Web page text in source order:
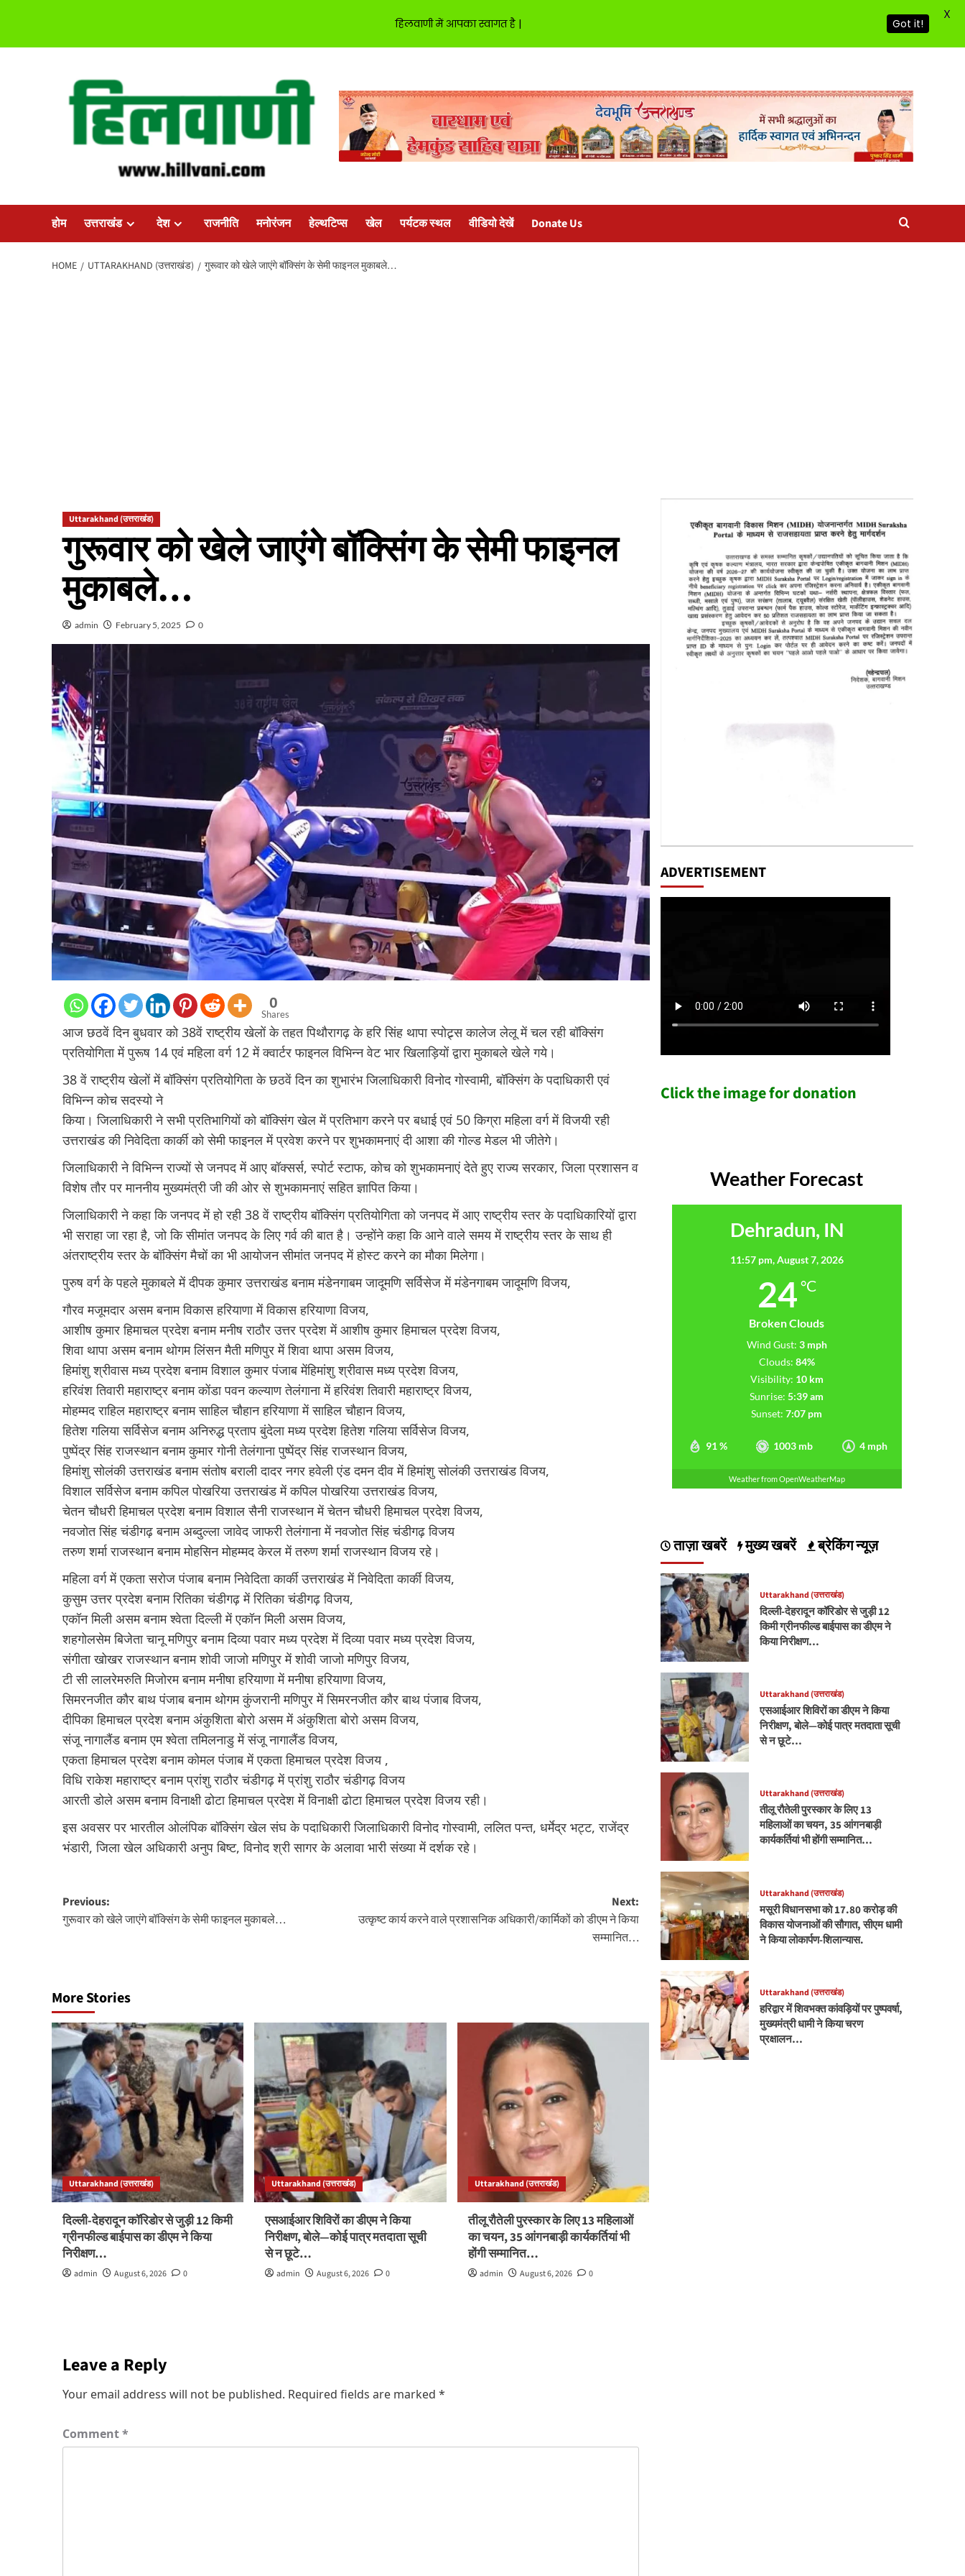
होम उत्तराखंड देश राजनीति मनोरंजन हेल्थटिप्स खेल पर्यटक स्थल वीडियो देखें Donate Us
HOME UTTARAKHAND (उत्तराखंड) गुरूवार को खेले जाएंगे बॉक्सिंग के सेमी फाइनल मुकाबले…
Uttarakhand (उत्तराखंड)
गुरूवार को खेले जाएंगे बॉक्सिंग के सेमी फाइनल
मुकाबले…
admin February 5, 2025 0
0
Shares
आज छठवें दिन बुधवार को 38वें राष्ट्रीय खेलों के तहत पिथौरागढ़ के हरि सिंह थापा स्पोट्र्स कालेज लेलू में चल रही बॉक्सिंग
प्रतियोगिता में पुरूष 14 एवं महिला वर्ग 12 में क्वार्टर फाइनल विभिन्न वेट भार खिलाड़ियों द्वारा मुकाबले खेले गये।
38 वें राष्ट्रीय खेलों में बॉक्सिंग प्रतियोगिता के छठवें दिन का शुभारंभ जिलाधिकारी विनोद गोस्वामी, बॉक्सिंग के पदाधिकारी एवं
विभिन्न कोच सदस्यो ने
किया। जिलाधिकारी ने सभी प्रतिभागियों को बॉक्सिंग खेल में प्रतिभाग करने पर बधाई एवं 50 किग्रा महिला वर्ग में विजयी रही
उत्तराखंड की निवेदिता कार्की को सेमी फाइनल में प्रवेश करने पर शुभकामनाएं दी आशा की गोल्ड मेडल भी जीतेगे।
जिलाधिकारी ने विभिन्न राज्यों से जनपद में आए बॉक्सर्स, स्पोर्ट स्टाफ, कोच को शुभकामनाएं देते हुए राज्य सरकार, जिला प्रशासन व
विशेष तौर पर माननीय मुख्यमंत्री जी की ओर से शुभकामनाएं सहित ज्ञापित किया।
जिलाधिकारी ने कहा कि जनपद में हो रही 38 वें राष्ट्रीय बॉक्सिंग प्रतियोगिता को जनपद में आए राष्ट्रीय स्तर के पदाधिकारियों द्वारा
भी सराहा जा रहा है, जो कि सीमांत जनपद के लिए गर्व की बात है। उन्होंने कहा कि आने वाले समय में राष्ट्रीय स्तर के साथ ही
अंतराष्ट्रीय स्तर के बॉक्सिंग मैचों का भी आयोजन सीमांत जनपद में होस्ट करने का मौका मिलेगा।
पुरुष वर्ग के पहले मुकाबले में दीपक कुमार उत्तराखंड बनाम मंडेनगाबम जादूमणि सर्विसेज में मंडेनगाबम जादूमणि विजय,
गौरव मजूमदार असम बनाम विकास हरियाणा में विकास हरियाणा विजय,
आशीष कुमार हिमाचल प्रदेश बनाम मनीष राठौर उत्तर प्रदेश में आशीष कुमार हिमाचल प्रदेश विजय,
शिवा थापा असम बनाम थोगम लिंसन मैती मणिपुर में शिवा थापा असम विजय,
हिमांशु श्रीवास मध्य प्रदेश बनाम विशाल कुमार पंजाब मेंहिमांशु श्रीवास मध्य प्रदेश विजय,
हरिवंश तिवारी महाराष्ट्र बनाम कोंडा पवन कल्याण तेलंगाना में हरिवंश तिवारी महाराष्ट्र विजय,
मोहम्मद राहिल महाराष्ट्र बनाम साहिल चौहान हरियाणा में साहिल चौहान विजय,
हितेश गलिया सर्विसेज बनाम अनिरुद्ध प्रताप बुंदेला मध्य प्रदेश हितेश गलिया सर्विसेज विजय,
पुष्पेंद्र सिंह राजस्थान बनाम कुमार गोनी तेलंगाना पुष्पेंद्र सिंह राजस्थान विजय,
हिमांशु सोलंकी उत्तराखंड बनाम संतोष बराली दादर नगर हवेली एंड दमन दीव में हिमांशु सोलंकी उत्तराखंड विजय,
विशाल सर्विसेज बनाम कपिल पोखरिया उत्तराखंड में कपिल पोखरिया उत्तराखंड विजय,
चेतन चौधरी हिमाचल प्रदेश बनाम विशाल सैनी राजस्थान में चेतन चौधरी हिमाचल प्रदेश विजय,
नवजोत सिंह चंडीगढ़ बनाम अब्दुल्ला जावेद जाफरी तेलंगाना में नवजोत सिंह चंडीगढ़ विजय
तरुण शर्मा राजस्थान बनाम मोहसिन मोहम्मद केरल में तरुण शर्मा राजस्थान विजय रहे।
महिला वर्ग में एकता सरोज पंजाब बनाम निवेदिता कार्की उत्तराखंड में निवेदिता कार्की विजय,
कुसुम उत्तर प्रदेश बनाम रितिका चंडीगढ़ में रितिका चंडीगढ़ विजय,
एकॉन मिली असम बनाम श्वेता दिल्ली में एकॉन मिली असम विजय,
शहगोलसेम बिजेता चानू मणिपुर बनाम दिव्या पवार मध्य प्रदेश में दिव्या पवार मध्य प्रदेश विजय,
संगीता खोखर राजस्थान बनाम शोवी जाजो मणिपुर में शोवी जाजो मणिपुर विजय,
टी सी लालरेमरुति मिजोरम बनाम मनीषा हरियाणा में मनीषा हरियाणा विजय,
सिमरनजीत कौर बाथ पंजाब बनाम थोगम कुंजरानी मणिपुर में सिमरनजीत कौर बाथ पंजाब विजय,
दीपिका हिमाचल प्रदेश बनाम अंकुशिता बोरो असम में अंकुशिता बोरो असम विजय,
संजू नागालैंड बनाम एम श्वेता तमिलनाडु में संजू नागालैंड विजय,
एकता हिमाचल प्रदेश बनाम कोमल पंजाब में एकता हिमाचल प्रदेश विजय ,
विधि राकेश महाराष्ट्र बनाम प्रांशु राठौर चंडीगढ़ में प्रांशु राठौर चंडीगढ़ विजय
आरती डोले असम बनाम विनाक्षी ढोटा हिमाचल प्रदेश में विनाक्षी ढोटा हिमाचल प्रदेश विजय रही।
इस अवसर पर भारतील ओलंपिक बॉक्सिंग खेल संघ के पदाधिकारी जिलाधिकारी विनोद गोस्वामी, ललित पन्त, धर्मेद्र भट्ट, राजेंद्र
भंडारी, जिला खेल अधिकारी अनुप बिष्ट, विनोद श्री सागर के अलावा भारी संख्या में दर्शक रहे।
Post
navigation
Previous:
गुरूवार को खेले जाएंगे बॉक्सिंग के सेमी फाइनल मुकाबले…
Next:
उत्कृष्ट कार्य करने वाले प्रशासनिक अधिकारी/कार्मिकों को डीएम ने किया
सम्मानित…
More Stories
Uttarakhand (उत्तराखंड)
दिल्ली-देहरादून कॉरिडोर से जुड़ी 12 किमी
ग्रीनफील्ड बाईपास का डीएम ने किया
निरीक्षण…
admin August 6, 2026 0
Uttarakhand (उत्तराखंड)
एसआईआर शिविरों का डीएम ने किया
निरीक्षण, बोले—कोई पात्र मतदाता सूची
से न छूटे…
admin August 6, 2026 0
Uttarakhand (उत्तराखंड)
तीलू रौतेली पुरस्कार के लिए 13 महिलाओं
का चयन, 35 आंगनबाड़ी कार्यकर्तियां भी
होंगी सम्मानित…
admin August 6, 2026 0
Leave a Reply
Your email address will not be published. Required fields are marked *
Comment*
ADVERTISEMENT
Click the image for donation
Weather Forecast
Dehradun, IN
11:57 pm,August 7, 2026
24 °C
Broken Clouds
91 % 1003 mb 4 mph
Wind Gust: 3 mph
Clouds: 84%
Visibility: 10 km
Sunrise: 5:39 am
Sunset: 7:07 pm
Weather from OpenWeatherMap
ताज़ा खबरें मुख्य खबरें ब्रेकिंग न्यूज़
Uttarakhand (उत्तराखंड)
दिल्ली-देहरादून कॉरिडोर से जुड़ी 12
किमी ग्रीनफील्ड बाईपास का डीएम ने
किया निरीक्षण…
Uttarakhand (उत्तराखंड)
एसआईआर शिविरों का डीएम ने किया
निरीक्षण, बोले—कोई पात्र मतदाता सूची
से न छूटे…
Uttarakhand (उत्तराखंड)
तीलू रौतेली पुरस्कार के लिए 13
महिलाओं का चयन, 35 आंगनबाड़ी
कार्यकर्तियां भी होंगी सम्मानित…
Uttarakhand (उत्तराखंड)
मसूरी विधानसभा को 17.80 करोड़ की
विकास योजनाओं की सौगात, सीएम धामी
ने किया लोकार्पण-शिलान्यास.
Uttarakhand (उत्तराखंड)
हरिद्वार में शिवभक्त कांवड़ियों पर पुष्पवर्षा,
मुख्यमंत्री धामी ने किया चरण
प्रक्षालन…
हिलवाणी में आपका स्वागत है | Got it!
X